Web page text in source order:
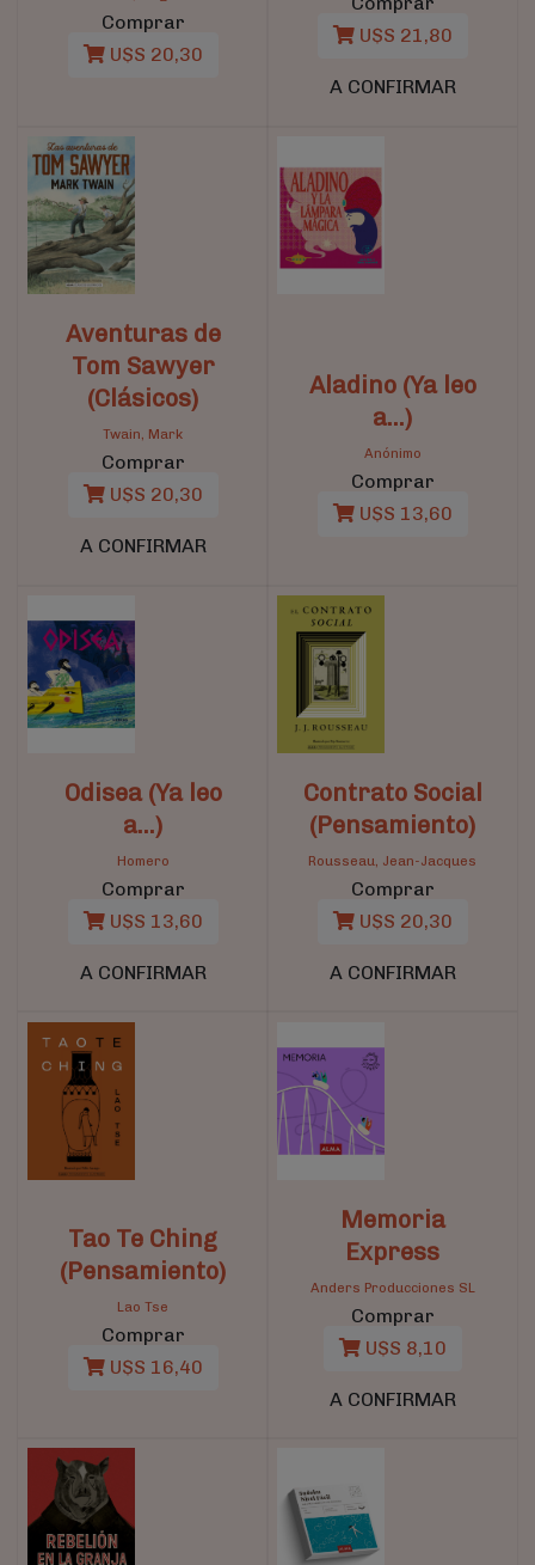
Comprar
U$S 20,30
U$S 21,80
A CONFIRMAR
Aventuras de
Tom Sawyer
(Clásicos)
Twain, Mark
Comprar
U$S 20,30
A CONFIRMAR
Aladino (Ya leo
a...)
Anónimo
Comprar
U$S 13,60
Odisea (Ya leo
a...)
Homero
Comprar
U$S 13,60
A CONFIRMAR
Contrato Social
(Pensamiento)
Rousseau, Jean-Jacques
Comprar
U$S 20,30
A CONFIRMAR
Tao Te Ching
(Pensamiento)
Lao Tse
Comprar
U$S 16,40
Memoria
Express
Anders Producciones SL
Comprar
U$S 8,10
A CONFIRMAR